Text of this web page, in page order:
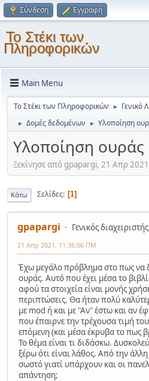
Σύνδεση Εγγραφή
Το Στέκι των
Πληροφορικών
Main Menu
Το Στέκι των Πληροφορικών ► Γενικό
► Δομές δεδομένων ► Υλοποίηση
Υλοποίηση ουράς
Ξεκίνησε από gpapargi, 21 Απρ
Κάτω Σελίδες 1
gpapargi Γενικός διαχειριστής
21 Απρ 2021, 11:36:06 ΠΜ
Έχω μεγάλο πρόβλημα στο πως να
ουράς. Αυτό που έχει μέσα το
αφού τα στοιχεία είναι μονής
περιπτώσεις. Θα ήταν πολύ
με mod ή και με "Αν" έστω και αν
που έπαιρνε την τρέχουσα τιμή
επόμενη (και μέσα έκρυβα το πως
Το θέμα είναι τι διδάσκω.
ξέρω ότι είναι λάθος. Από την
σωστό γιατί υπάρχουν και οι
απάντηση;